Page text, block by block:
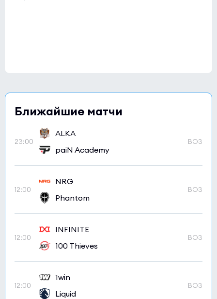
Ближайшие матчи
23:00
ALKA
paiN Academy
BO3
12:00
NRG
Phantom
BO3
12:00
INFINITE
100 Thieves
BO3
12:00
1win
Liquid
BO3